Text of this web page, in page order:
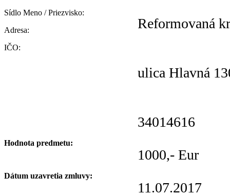
Sídlo Meno / Priezvisko:
Adresa:
IČO:
Reformovaná
ulica Hlavná
34014616
Hodnota predmetu:
1000,- Eur
Dátum uzavretia zmluvy:
11.07.2017